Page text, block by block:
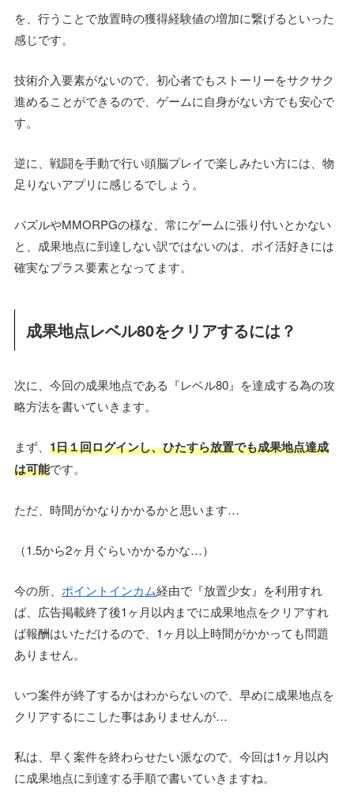
を、行うことで放置時の獲得経験値の増加に繋げるといった
感じです。
技術介入要素がないので、初心者でもストーリーをサクサク
進めることができるので、ゲームに自身がない方でも安心で
す。
逆に、戦闘を手動で行い頭脳プレイで楽しみたい方には、物
足りないアプリに感じるでしょう。
パズルやMMORPGの様な、常にゲームに張り付いとかない
と、成果地点に到達しない訳ではないのは、ポイ活好きには
確実なプラス要素となってます。
成果地点レベル80をクリアするには？
次に、今回の成果地点である『レベル80』を達成する為の攻
略方法を書いていきます。
まず、1日１回ログインし、ひたすら放置でも成果地点達成
は可能です。
ただ、時間がかなりかかるかと思います…
（1.5から2ヶ月ぐらいかかるかな…）
今の所、 ポイントインカム経由で『放置少女』を利用すれ
ば、広告掲載終了後1ヶ月以内までに成果地点をクリアすれ
ば報酬はいただけるので、1ヶ月以上時間がかかっても問題
ありません。
いつ案件が終了するかはわからないので、早めに成果地点を
クリアするにこした事はありませんが…
私は、早く案件を終わらせたい派なので、今回は1ヶ月以内
に成果地点に到達する手順で書いていきますね。